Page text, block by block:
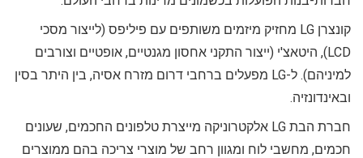
קונצרן LG מחזיק מיזמים משותפים עם פיליפס (לייצור מסכי
LCD), היטאצ'י (ייצור התקני אחסון מגנטיים, אופטיים וצורבים
למיניהם). ל-LG מפעלים ברחבי דרום מזרח אסיה, בין היתר בסין
ובאינדונזיה.
חברת הבת LG אלקטרוניקה מייצרת טלפונים החכמים, שעונים
חכמים, מחשבי לוח ומגוון רחב של מוצרי צריכה בהם ממוצרים